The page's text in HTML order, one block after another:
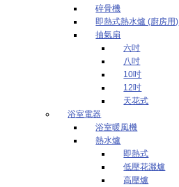
碎骨機
即熱式熱水爐 (廚房用)
抽氣扇
六吋
八吋
10吋
12吋
天花式
浴室電器
浴室暖風機
熱水爐
即熱式
低壓花灑爐
高壓爐